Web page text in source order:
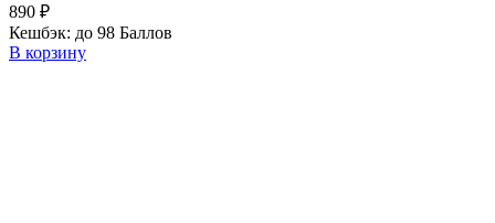
890 ₽
Кешбэк: до 98 Баллов
В корзину